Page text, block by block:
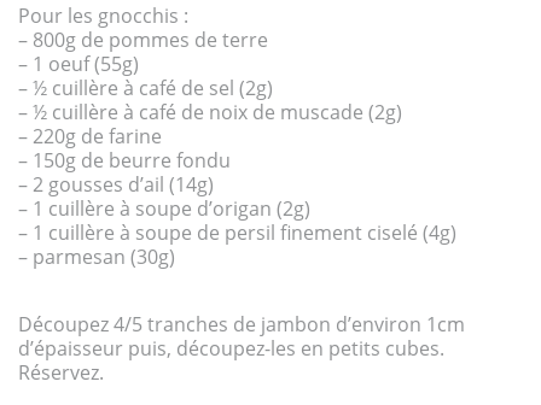
Pour les gnocchis :
– 800g de pommes de terre
– 1 oeuf (55g)
– ½ cuillère à café de sel (2g)
– ½ cuillère à café de noix de muscade (2g)
– 220g de farine
– 150g de beurre fondu
– 2 gousses d’ail (14g)
– 1 cuillère à soupe d’origan (2g)
– 1 cuillère à soupe de persil finement ciselé (4g)
– parmesan (30g)
Découpez 4/5 tranches de jambon d’environ 1cm
d’épaisseur puis, découpez-les en petits cubes.
Réservez.